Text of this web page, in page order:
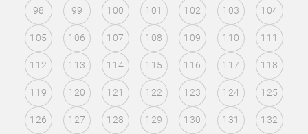
98 99 100 101 102 103 104
105 106 107 108 109 110 111
112 113 114 115 116 117 118
119 120 121 122 123 124 125
126 127 128 129 130 131 132